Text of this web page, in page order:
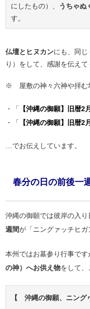
にしたもの）、
うちゃぬ
す。
仏壇とヒヌカンにも、同
り）をして、感謝を伝えて
※ 屋敷の神々六神や拝む
・「 【沖縄の御願】旧暦2
・「
【沖縄の御願】旧暦
…でお伝えしています。
春分の日の前後一
沖縄の御願では彼岸の入
週間が「ニングァッチヒガ
本州ではお墓参り行事で
の神）へお供え物をして、
【 沖縄の御願、ニング